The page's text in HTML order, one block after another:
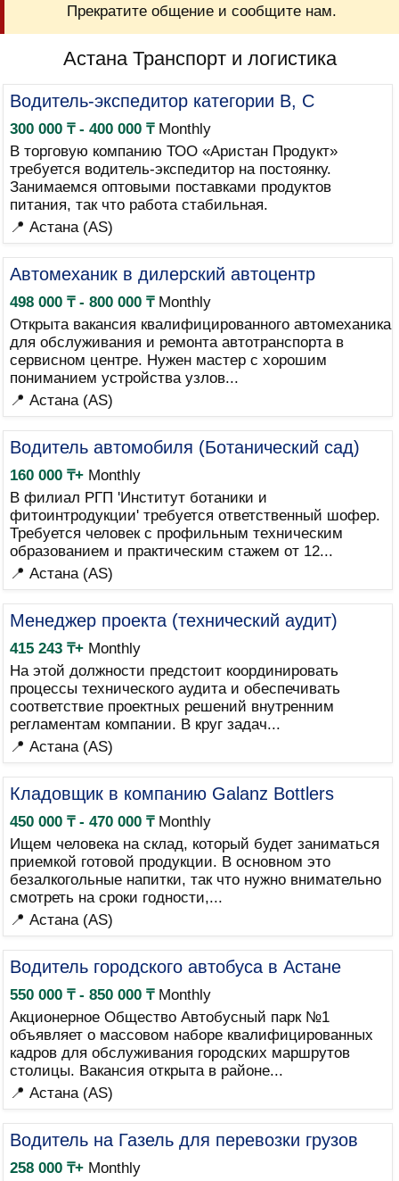
Прекратите общение и сообщите нам.
Астана Транспорт и логистика
Водитель-экспедитор категории B, C
300 000 ₸ - 400 000 ₸Monthly
В торговую компанию ТОО «Аристан Продукт»
требуется водитель-экспедитор на постоянку.
Занимаемся оптовыми поставками продуктов
питания, так что работа стабильная.
📍 Астана (AS)
Автомеханик в дилерский автоцентр
498 000 ₸ - 800 000 ₸Monthly
Открыта вакансия квалифицированного автомеханика
для обслуживания и ремонта автотранспорта в
сервисном центре. Нужен мастер с хорошим
пониманием устройства узлов...
📍 Астана (AS)
Водитель автомобиля (Ботанический сад)
160 000 ₸+Monthly
В филиал РГП 'Институт ботаники и
фитоинтродукции' требуется ответственный шофер.
Требуется человек с профильным техническим
образованием и практическим стажем от 12...
📍 Астана (AS)
Менеджер проекта (технический аудит)
415 243 ₸+Monthly
На этой должности предстоит координировать
процессы технического аудита и обеспечивать
соответствие проектных решений внутренним
регламентам компании. В круг задач...
📍 Астана (AS)
Кладовщик в компанию Galanz Bottlers
450 000 ₸ - 470 000 ₸Monthly
Ищем человека на склад, который будет заниматься
приемкой готовой продукции. В основном это
безалкогольные напитки, так что нужно внимательно
смотреть на сроки годности,...
📍 Астана (AS)
Водитель городского автобуса в Астане
550 000 ₸ - 850 000 ₸Monthly
Акционерное Общество Автобусный парк №1
объявляет о массовом наборе квалифицированных
кадров для обслуживания городских маршрутов
столицы. Вакансия открыта в районе...
📍 Астана (AS)
Водитель на Газель для перевозки грузов
258 000 ₸+Monthly